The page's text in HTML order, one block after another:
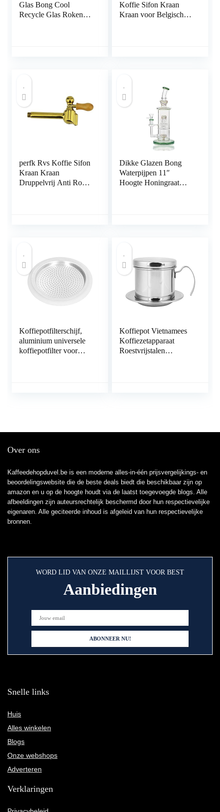
Glas Bong Cool
Recycle Glas Roken
Koffie Sifon Kraan
Kraan voor Belgische
perfk Rvs Koffie Sifon
Kraan Kraan
Druppelvrij Anti Roest
Dikke Glazen Bong
Waterpijpen 11″
Hoogte Honingraat
Koffiepotfilterschijf,
aluminium universele
koffiepotfilter voor
Koffiepot Vietnamees
Koffiezetapparaat
Roestvrijstalen
Over ons
Kaffeedehopduvel.be is een moderne alles-in-één prijsvergelijkings- en
beoordelingswebsite die de beste deals biedt die beschikbaar zijn op
amazon en u op de hoogte houdt via de laatst toegevoegde blogs. Alle
afbeeldingen zijn auteursrechtelijk beschermd door hun respectievelijke
eigenaren. Alle geciteerde inhoud is afgeleid van hun respectievelijke
bronnen.
WORD LID VAN ONZE MAILLIJST VOOR BEST
Aanbiedingen
Snelle links
Huis
Alles winkelen
Blogs
Onze webshops
Adverteren
Verklaringen